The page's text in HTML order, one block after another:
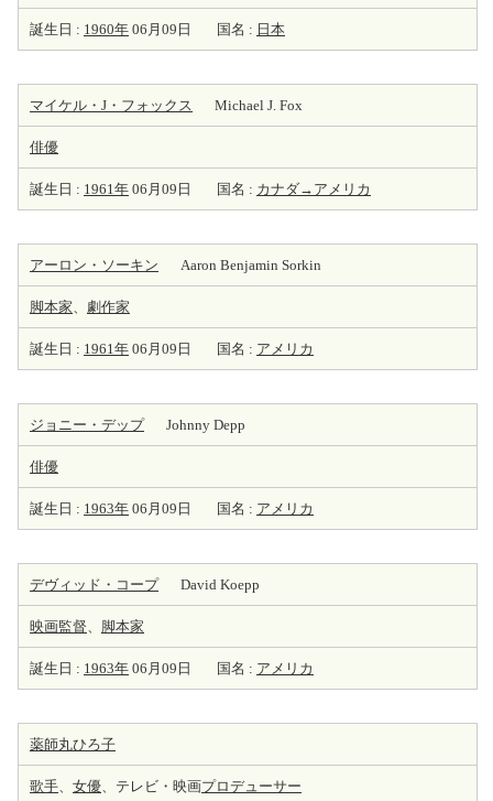
誕生日 : 1960年 06月09日 国名 : 日本
マイケル・J・フォックス Michael J. Fox
俳優
誕生日 : 1961年 06月09日 国名 : カナダ→アメリカ
アーロン・ソーキン Aaron Benjamin Sorkin
脚本家、 劇 作家
誕生日 : 1961年 06月09日 国名 : アメリカ
ジョニー・デップ Johnny Depp
俳優
誕生日 : 1963年 06月09日 国名 : アメリカ
デヴィッド・コープ David Koepp
映画監督、 脚本家
誕生日 : 1963年 06月09日 国名 : アメリカ
薬師丸ひろ子
歌手、 女優、テレビ・映画プロデューサー